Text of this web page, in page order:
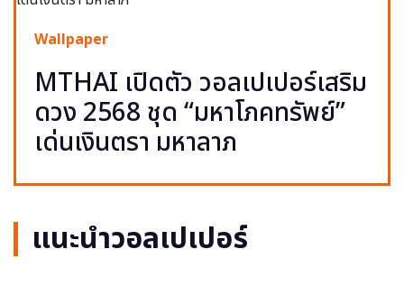
Wallpaper
MTHAI เปิดตัว วอลเปเปอร์เสริม
ดวง 2568 ชุด “มหาโภคทรัพย์”
เด่นเงินตรา มหาลาภ
แนะนำวอลเปเปอร์